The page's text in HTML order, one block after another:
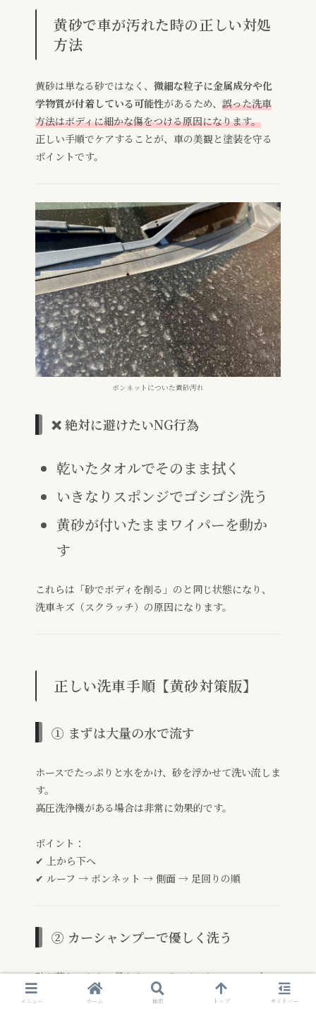
黄砂で車が汚れた時の正しい対処
方法
黄砂は単なる砂ではなく、 微細な粒子に金属成分や化
学物質が付着している可能性があるため、 誤った洗車
方法はボディに細かな傷をつける原因になります。
正しい手順でケアすることが、車の美観と塗装を守る
ポイントです。
ボンネットについた黄砂汚れ
❌ 絶対に避けたいNG行為
乾いたタオルでそのまま拭く
いきなりスポンジでゴシゴシ洗う
黄砂が付いたままワイパーを動か
す
これらは「砂でボディを削る」のと同じ状態になり、
洗車キズ（スクラッチ）の原因になります。
正しい洗車手順【黄砂対策版】
① まずは大量の水で流す
ホースでたっぷりと水をかけ、砂を浮かせて洗い流しま
す。
高圧洗浄機がある場合は非常に効果的です。
ポイント：
✔ 上から下へ
✔ ルーフ → ボンネット → 側面 → 足回りの順
② カーシャンプーで優しく洗う
砂が落ちてから、柔らかいスポンジにカーシャンプー
をつけて洗います。
メニュー ホーム 検索 トップ サイドバー